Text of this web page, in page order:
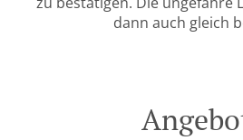
dann auch gleich